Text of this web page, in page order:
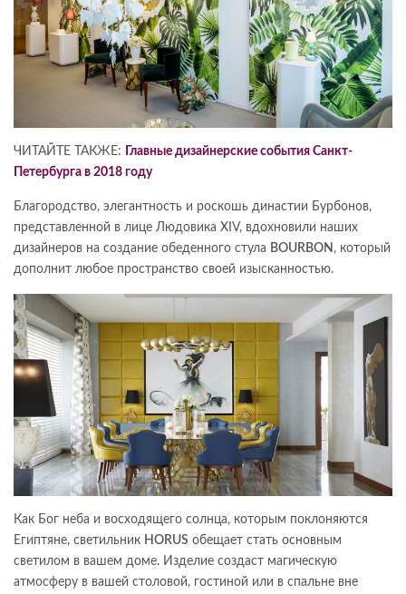
ЧИТАЙТЕ ТАКЖЕ:
Главные дизайнерские события Санкт-
Петербурга в 2018 году
Благородство, элегантность и роскошь династии Бурбонов,
представленной в лице Людовика XIV, вдохновили наших
дизайнеров на создание обеденного стула BOURBON , который
дополнит любое пространство своей изысканностью.
Как Бог неба и восходящего солнца, которым поклоняются
Египтяне, светильник HORUS обещает стать основным
светилом в вашем доме. Изделие создаст магическую
атмосферу в вашей столовой, гостиной или в спальне вне